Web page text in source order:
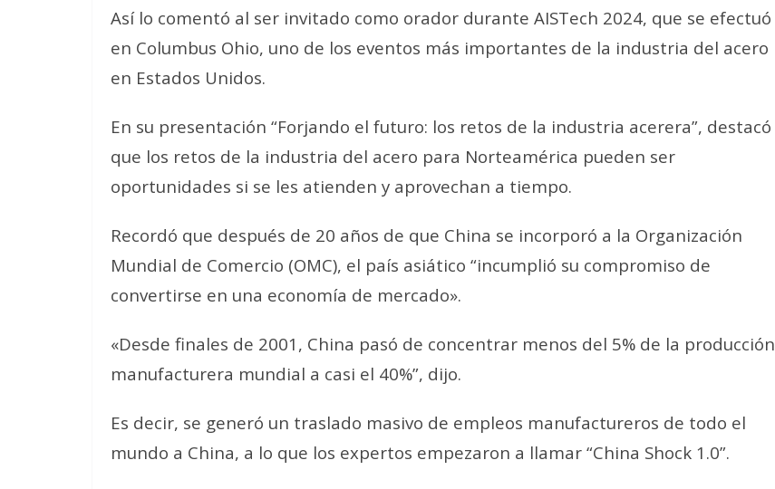
Así lo comentó al ser invitado como orador durante AISTech 2024, que se efectuó
en Columbus Ohio, uno de los eventos más importantes de la industria del acero
en Estados Unidos.
En su presentación “Forjando el futuro: los retos de la industria acerera”, destacó
que los retos de la industria del acero para Norteamérica pueden ser
oportunidades si se les atienden y aprovechan a tiempo.
Recordó que después de 20 años de que China se incorporó a la Organización
Mundial de Comercio (OMC), el país asiático “incumplió su compromiso de
convertirse en una economía de mercado».
«Desde finales de 2001, China pasó de concentrar menos del 5% de la producción
manufacturera mundial a casi el 40%”, dijo.
Es decir, se generó un traslado masivo de empleos manufactureros de todo el
mundo a China, a lo que los expertos empezaron a llamar “China Shock 1.0”.